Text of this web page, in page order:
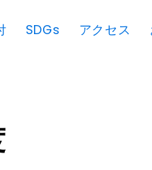
SDGs アクセス